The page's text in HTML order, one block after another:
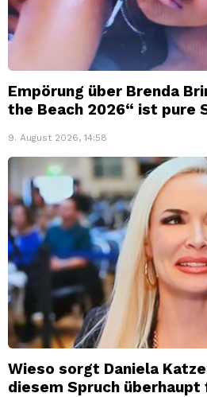
Empörung über Brenda
the Beach 2026“ ist pure
9. August 2026, 14:58
Wieso sorgt Daniela
diesem Spruch